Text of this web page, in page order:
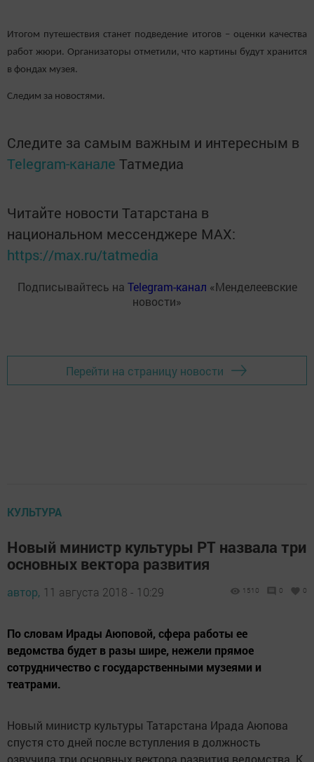
Итогом путешествия станет подведение итогов – оценки качества
работ жюри. Организаторы отметили, что картины будут хранится
в фондах музея.
Следим за новостями.
Следите за самым важным и интересным в
Telegram-канале Татмедиа
Читайте новости Татарстана в
национальном мессенджере MАХ:
https://max.ru/tatmedia
Подписывайтесь на Telegram-канал «Менделеевские
новости»
Перейти на страницу новости
КУЛЬТУРА
Новый министр культуры РТ назвала три
основных вектора развития
автор, 11 августа 2018 - 10:29 1510 0 0
По словам Ирады Аюповой, сфера работы ее
ведомства будет в разы шире, нежели прямое
сотрудничество с государственными музеями и
театрами.
Новый министр культуры Татарстана Ирада Аюпова
спустя сто дней после вступления в должность